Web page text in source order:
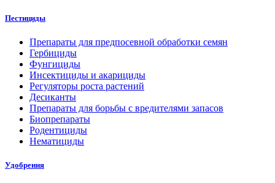
Пестициды
Препараты для предпосевной обработки семян
Гербициды
Фунгициды
Инсектициды и акарициды
Регуляторы роста растений
Десиканты
Препараты для борьбы с вредителями запасов
Биопрепараты
Родентициды
Нематициды
Удобрения